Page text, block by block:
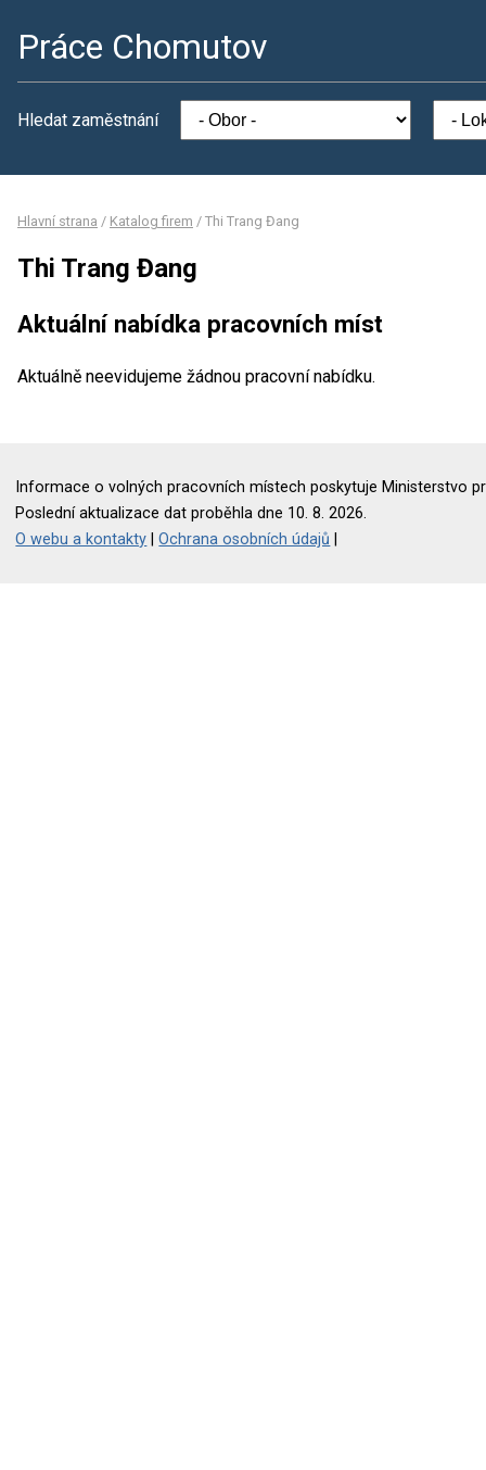
Práce Chomutov
Hledat zaměstnání
Hlavní strana / Katalog firem / Thi Trang Đang
Thi Trang Đang
Aktuální nabídka pracovních míst
Aktuálně neevidujeme žádnou pracovní nabídku.
Informace o volných pracovních místech poskytuje Ministerstvo
Poslední aktualizace dat proběhla dne 10. 8. 2026.
O webu a kontakty |Ochrana osobních údajů